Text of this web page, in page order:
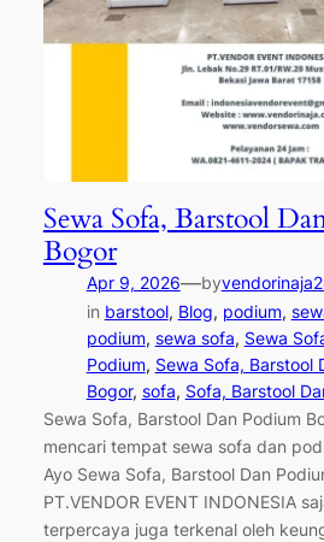
Sewa Sofa, Barstool
Bogor
Apr 9, 2026—by
in barstool, Blog, podium,
podium, sewa sofa, Sewa
Podium, Sewa Sofa, Barstool
Bogor, sofa, Sofa, Barstool
Sewa Sofa, Barstool Dan Podium
mencari tempat sewa sofa dan
Ayo Sewa Sofa, Barstool Dan
PT.VENDOR EVENT INDONESIA
terpercaya juga terkenal oleh